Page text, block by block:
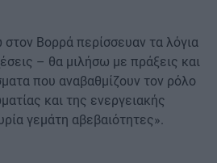
Βορρά περίσσευαν τα λόγια
– θα μιλήσω με πράξεις και
που αναβαθμίζουν τον ρόλο
και της ενεργειακής
γεμάτη αβεβαιότητες».